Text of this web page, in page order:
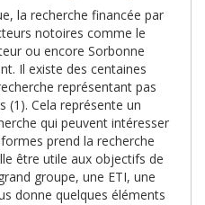
la recherche financée par
notoires comme le
ou encore Sorbonne
Il existe des centaines
représentant pas
(1). Cela représente un
qui peuvent intéresser
prend la recherche
être utile aux objectifs de
groupe, une ETI, une
donne quelques éléments